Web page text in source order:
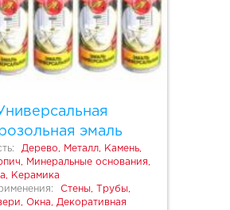
эмаль
Дерево, Металл, Камень,
Минеральные основания,
Керамика
Стены, Трубы,
Окна, Декоративная